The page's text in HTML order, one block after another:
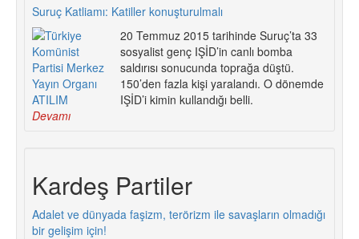
Suruç Katliamı: Katiller konuşturulmalı
20 Temmuz 2015 tarihinde Suruç’ta 33
sosyalist genç IŞİD’in canlı bomba
saldırısı sonucunda toprağa düştü.
150’den fazla kişi yaralandı. O dönemde
IŞİD’i kimin kullandığı belli.
Devamı
Kardeş Partiler
Adalet ve dünyada faşizm, terörizm ile savaşların olmadığı
bir gelişim için!